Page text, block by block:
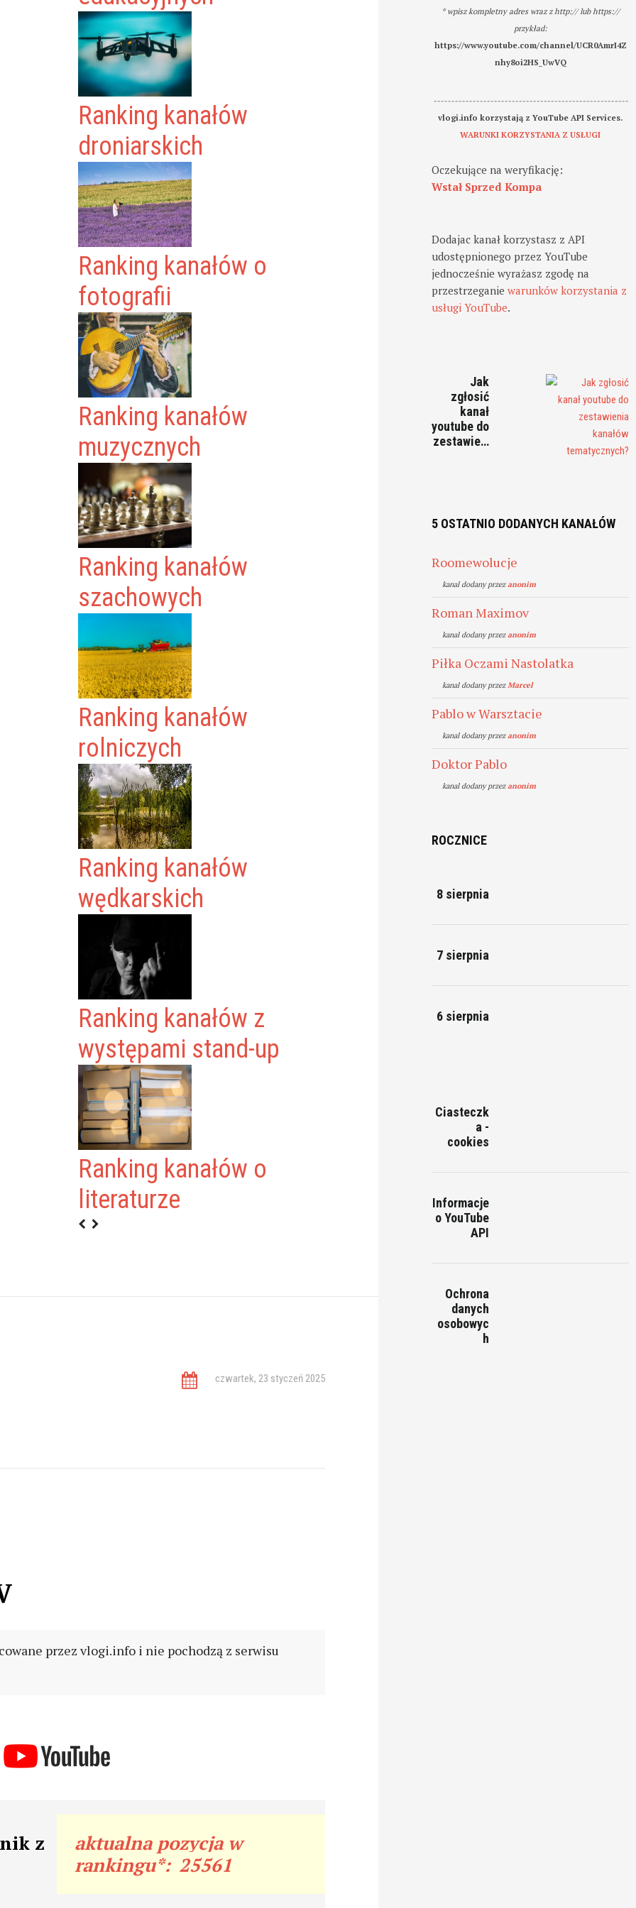
Ranking kanałów
droniarskich
Ranking kanałów o
fotografii
Ranking kanałów
muzycznych
Ranking kanałów
szachowych
Ranking kanałów
rolniczych
Ranking kanałów
wędkarskich
Ranking kanałów z
występami stand-up
Ranking kanałów o
literaturze
TV
czwartek, 23 styczeń 2025
przez vlogi.info i nie pochodzą z serwisu
z
aktualna pozycja w
rankingu*: 25561
* wpisz kompletny adres wraz z http:// lub https://
przykład:
https://www.youtube.com/channel/UCR0AmrI4Z
nhy8oi2HS_UwVQ
-------------------------------------------------------
vlogi.info korzystają z YouTube API Services.
WARUNKI KORZYSTANIA Z USŁUGI
Oczekujące na weryfikację:
Wstał Sprzed Kompa
Dodajac kanał korzystasz z API
udostępnionego przez YouTube
jednocześnie wyrażasz zgodę na
przestrzeganiewarunków korzystania z
usługi YouTube.
Jak
zgłosić
kanał
youtube do
zestawie…
5 OSTATNIO DODANYCH KANAŁÓW
Roomewolucje
kanal dodany przezanonim
Roman Maximov
kanal dodany przezanonim
Piłka Oczami Nastolatka
kanal dodany przezMarcel
Pablo w Warsztacie
kanal dodany przezanonim
Doktor Pablo
kanal dodany przezanonim
ROCZNICE
8 sierpnia
7 sierpnia
6 sierpnia
Ciasteczk
a -
cookies
Informacje
o YouTube
API
Ochrona
danych
osobowyc
h